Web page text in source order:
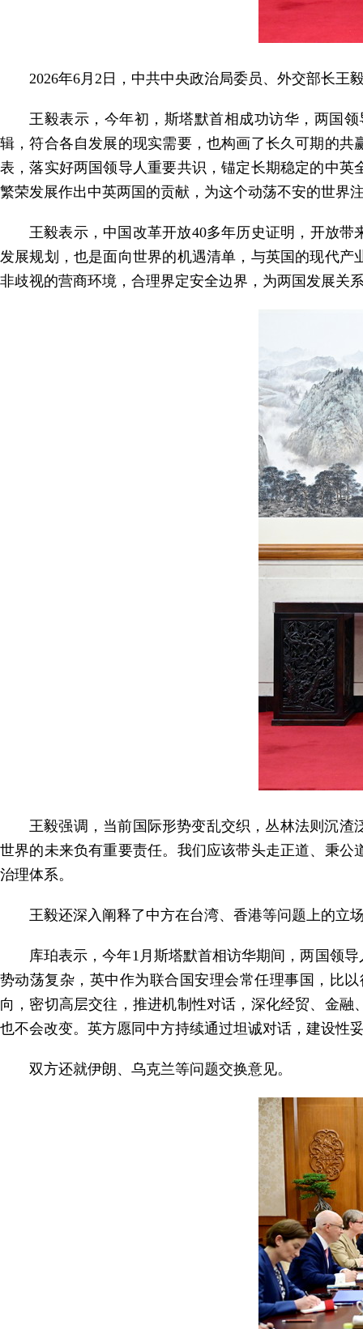
2026年6月2日，中共中央政治局委员、外交部长
王毅表示，今年初，斯塔默首相成功访华，两国
辑，符合各自发展的现实需要，也构画了长久可期的
表，落实好两国领导人重要共识，锚定长期稳定的中
繁荣发展作出中英两国的贡献，为这个动荡不安的世界
王毅表示，中国改革开放40多年历史证明，开放
发展规划，也是面向世界的机遇清单，与英国的现代
非歧视的营商环境，合理界定安全边界，为两国发展关
王毅强调，当前国际形势变乱交织，丛林法则沉
世界的未来负有重要责任。我们应该带头走正道、秉
治理体系。
王毅还深入阐释了中方在台湾、香港等问题上的立
库珀表示，今年1月斯塔默首相访华期间，两国领
势动荡复杂，英中作为联合国安理会常任理事国，比
向，密切高层交往，推进机制性对话，深化经贸、金
也不会改变。英方愿同中方持续通过坦诚对话，建设性
双方还就伊朗、乌克兰等问题交换意见。